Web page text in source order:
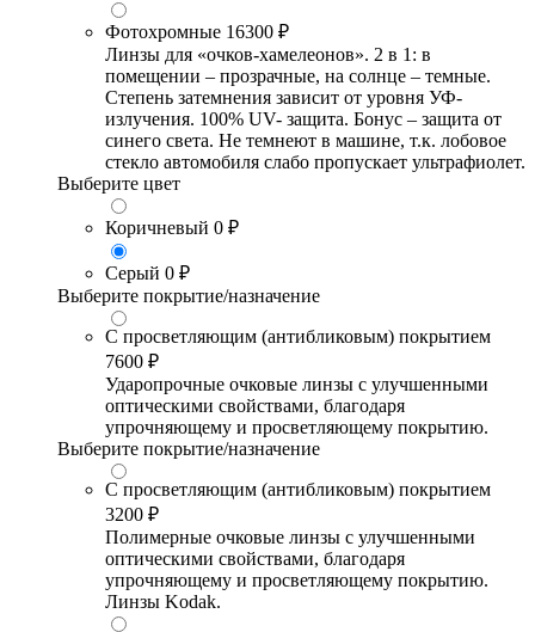
Фотохромные 16300 ₽
Линзы для «очков-хамелеонов». 2 в 1: в
помещении – прозрачные, на солнце – темные.
Степень затемнения зависит от уровня УФ-
излучения. 100% UV- защита. Бонус – защита от
синего света. Не темнеют в машине, т.к. лобовое
стекло автомобиля слабо пропускает ультрафиолет.
Выберите цвет
Коричневый 0 ₽
Серый 0 ₽
Выберите покрытие/назначение
С просветляющим (антибликовым) покрытием
7600 ₽
Ударопрочные очковые линзы с улучшенными
оптическими свойствами, благодаря
упрочняющему и просветляющему покрытию.
Выберите покрытие/назначение
С просветляющим (антибликовым) покрытием
3200 ₽
Полимерные очковые линзы с улучшенными
оптическими свойствами, благодаря
упрочняющему и просветляющему покрытию.
Линзы Kodak.